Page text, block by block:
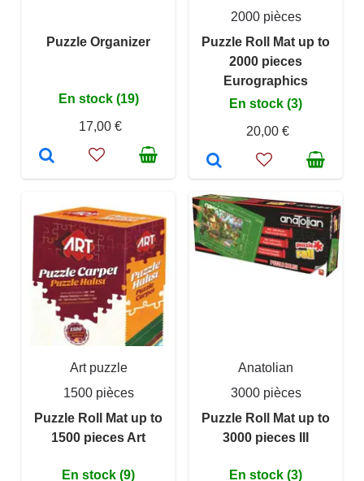
Puzzle Organizer
En stock (19)
17,00 €
2000 pièces
Puzzle Roll Mat up to
2000 pieces
Eurographics
En stock (3)
20,00 €
Art puzzle
1500 pièces
Puzzle Roll Mat up to
1500 pieces Art
En stock (9)
Anatolian
3000 pièces
Puzzle Roll Mat up to
3000 pieces III
En stock (3)